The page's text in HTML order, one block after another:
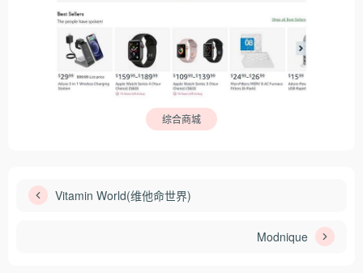
综合商城
Vitamin World(维他命世界)
Modnique